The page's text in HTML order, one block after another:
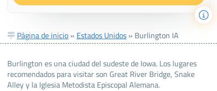
Página de inicio » Estados Unidos » Burlington IA
Burlington es una ciudad del sudeste de Iowa. Los lugares
recomendados para visitar son Great River Bridge, Snake
Alley y la Iglesia Metodista Episcopal Alemana.